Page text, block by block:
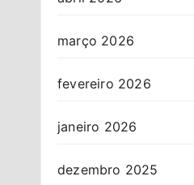
março 2026
fevereiro 2026
janeiro 2026
dezembro 2025